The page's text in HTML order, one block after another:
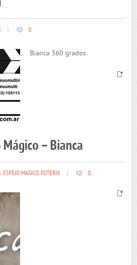
0
Bianca 360 grados
Mágico – Bianca
,ESPEJO MAGICO,FOTERIX 0